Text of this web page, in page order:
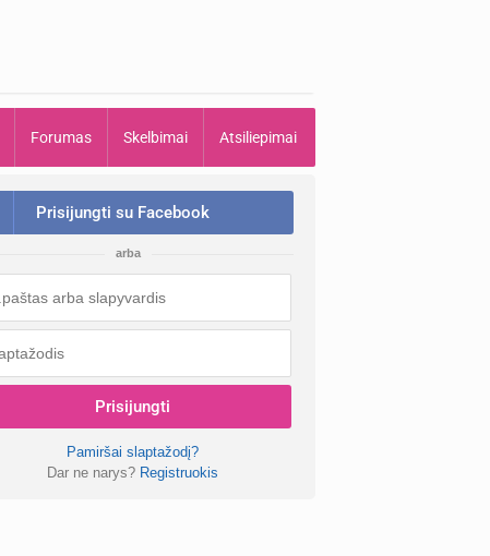
Forumas Skelbimai Atsiliepimai
Prisijungti su Facebook
arba
Prisijungti
Pamiršai slaptažodį?
Dar ne narys? Registruokis